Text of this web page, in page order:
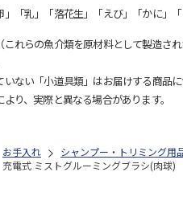
「乳」「落花生」「えび」「かに」
れらの魚介類を原材料として製造さ
ない「小道具類」はお届けする商品に
り、実際と異なる場合があります。
お手入れ シャンプー・トリミング用
充電式 ミストグルーミングブラシ(肉球)